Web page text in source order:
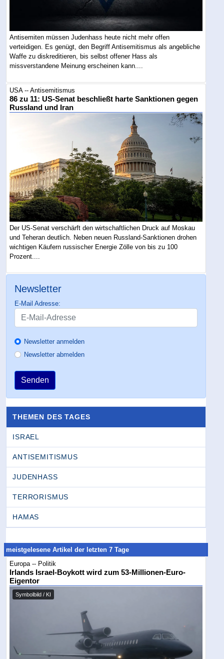
Antisemiten müssen Judenhass heute nicht mehr offen
verteidigen. Es genügt, den Begriff Antisemitismus als angebliche
Waffe zu diskreditieren, bis selbst offener Hass als
missverstandene Meinung erscheinen kann....
USA -- Antisemitismus
86 zu 11: US-Senat beschließt harte Sanktionen gegen
Russland und Iran
Der US-Senat verschärft den wirtschaftlichen Druck auf Moskau
und Teheran deutlich. Neben neuen Russland-Sanktionen drohen
wichtigen Käufern russischer Energie Zölle von bis zu 100
Prozent....
Newsletter
E-Mail Adresse:
Newsletter anmelden
Newsletter abmelden
Senden
THEMEN DES TAGES
ISRAEL
ANTISEMITISMUS
JUDENHASS
TERRORISMUS
HAMAS
meistgelesene Artikel der letzten 7 Tage
Europa -- Politik
Irlands Israel-Boykott wird zum 53-Millionen-Euro-
Eigentor
Symbolbild / KI